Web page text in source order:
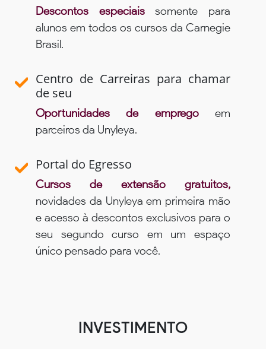
Descontos especiaissomente para
alunos em todos os cursos da Carnegie
Brasil.
Centro de Carreiras para chamar
de seu
Oportunidades de empregoem
parceiros da Unyleya.
Portal do Egresso
Cursos de extensão gratuitos,
novidades da Unyleya em primeira mão
e acesso à descontos exclusivos para o
seu segundo curso em um espaço
único pensado para você.
INVESTIMENTO